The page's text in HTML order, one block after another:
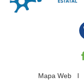
Mapa WebI